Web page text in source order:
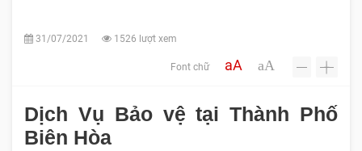
31/07/2021 1526 lượt xem
Font chữ aA aA - +
Dịch Vụ Bảo vệ tại Thành Phố
Biên Hòa